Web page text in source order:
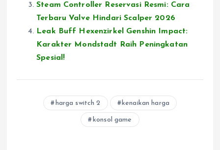
Steam Controller Reservasi Resmi: Cara
Terbaru Valve Hindari Scalper 2026
Leak Buff Hexenzirkel Genshin Impact:
Karakter Mondstadt Raih Peningkatan
Spesial!
harga switch 2 kenaikan harga
konsol game